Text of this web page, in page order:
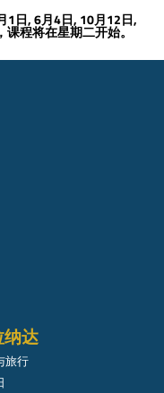
1日, 6月4日, 10月12日,
程将在星期二开始。
达
旅行